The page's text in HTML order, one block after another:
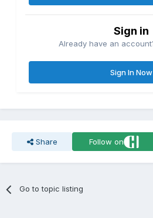
Sign in
Already have an
Sign In Now
Share Follow on
Go to topic listing